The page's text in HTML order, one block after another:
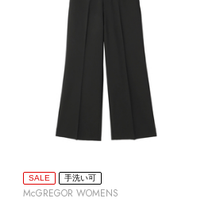
SALE 手洗い可
McGREGOR WOMENS